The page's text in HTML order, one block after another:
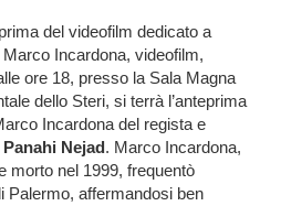
del videofilm dedicato a
Incardona, videofilm,
ore 18, presso la Sala Magna
dello Steri, si terrà l’anteprima
Incardona del regista e
Panahi Nejad. Marco Incardona,
morto nel 1999, frequentò
Palermo, affermandosi ben